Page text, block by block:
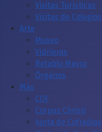
Visitas Turísticas
Visitas de Colegios
Arte
Museo
Vidrieras
Retablo Mayor
Órganos
Más
COF
Corpus Christi
Junta de Cofradias